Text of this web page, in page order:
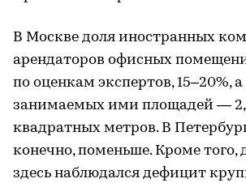
В Москве доля иностранных
арендаторов офисных
по оценкам экспертов, 15–20%,
занимаемых ими площадей —
квадратных метров. В
конечно, поменьше. Кроме того,
здесь наблюдался дефицит